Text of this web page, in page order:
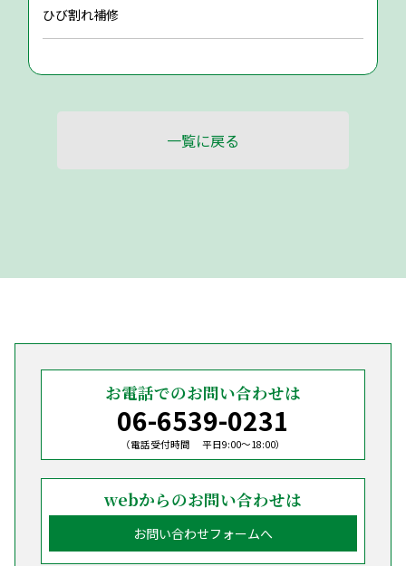
ひび割れ補修
一覧に戻る
お電話でのお問い合わせは
06-6539-0231
（電話受付時間 平日9:00〜18:00）
webからのお問い合わせは
お問い合わせフォームへ